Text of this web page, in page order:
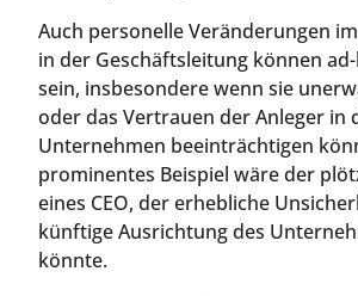
Auch personelle Veränderungen
in der Geschäftsleitung können
sein, insbesondere wenn sie
oder das Vertrauen der Anleger in
Unternehmen beeinträchtigen
prominentes Beispiel wäre der
eines CEO, der erhebliche
künftige Ausrichtung des
könnte.